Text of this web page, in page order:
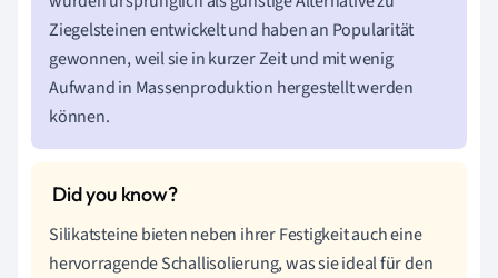
Ziegelsteinen entwickelt und haben an Popularität
gewonnen, weil sie in kurzer Zeit und mit wenig
Aufwand in Massenproduktion hergestellt werden
können.
Silikatsteine bieten neben ihrer Festigkeit auch eine
hervorragende Schallisolierung, was sie ideal für den